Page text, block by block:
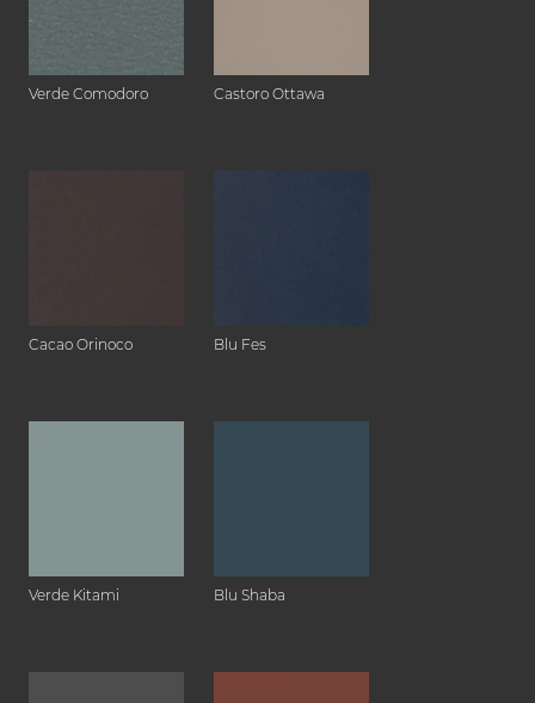
Verde Comodoro Castoro Ottawa
Cacao Orinoco Blu Fes
Verde Kitami Blu Shaba